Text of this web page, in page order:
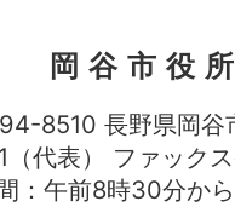
岡谷市役
8510 長野県岡谷
（代表） ファッ
：午前8時30分か